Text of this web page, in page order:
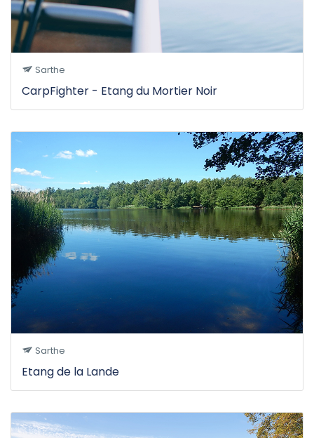
Sarthe
CarpFighter - Etang du Mortier Noir
Sarthe
Etang de la Lande